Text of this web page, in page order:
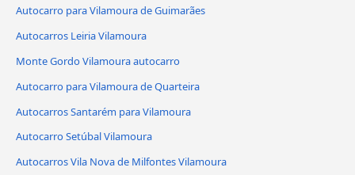
Autocarro para Vilamoura de Guimarães
Autocarros Leiria Vilamoura
Monte Gordo Vilamoura autocarro
Autocarro para Vilamoura de Quarteira
Autocarros Santarém para Vilamoura
Autocarro Setúbal Vilamoura
Autocarros Vila Nova de Milfontes Vilamoura